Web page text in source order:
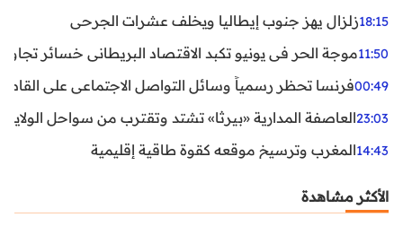
18:15زلزال يهز جنوب إيطاليا ويخلف عشرات الجرحى
11:50موجة الحر في يونيو تكبد الاقتصاد البريطاني خسائر تجاوزت 1.5 مليار
00:49فرنسا تحظر رسمياً وسائل التواصل الاجتماعي على القاصرين
23:03العاصفة المدارية «بيرثا» تشتد وتقترب من سواحل
14:43المغرب وترسيخ موقعه كقوة طاقية إقليمية
الأكثر مشاهدة